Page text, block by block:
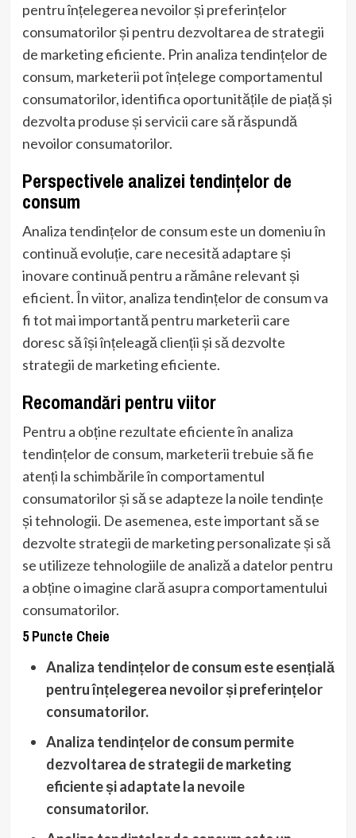
pentru înțelegerea nevoilor și preferințelor
consumatorilor și pentru dezvoltarea de strategii
de marketing eficiente. Prin analiza tendințelor de
consum, marketerii pot înțelege comportamentul
consumatorilor, identifica oportunitățile de piață și
dezvolta produse și servicii care să răspundă
nevoilor consumatorilor.
Perspectivele analizei tendințelor de
consum
Analiza tendințelor de consum este un domeniu în
continuă evoluție, care necesită adaptare și
inovare continuă pentru a rămâne relevant și
eficient. În viitor, analiza tendințelor de consum va
fi tot mai importantă pentru marketerii care
doresc să își înțeleagă clienții și să dezvolte
strategii de marketing eficiente.
Recomandări pentru viitor
Pentru a obține rezultate eficiente în analiza
tendințelor de consum, marketerii trebuie să fie
atenți la schimbările în comportamentul
consumatorilor și să se adapteze la noile tendințe
și tehnologii. De asemenea, este important să se
dezvolte strategii de marketing personalizate și să
se utilizeze tehnologiile de analiză a datelor pentru
a obține o imagine clară asupra comportamentului
consumatorilor.
5 Puncte Cheie
Analiza tendințelor de consum este esențială
pentru înțelegerea nevoilor și preferințelor
consumatorilor.
Analiza tendințelor de consum permite
dezvoltarea de strategii de marketing
eficiente și adaptate la nevoile
consumatorilor.